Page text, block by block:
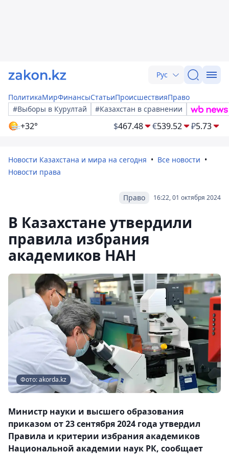
Рус
ПолитикаМирФинансыСтатьиПроисшествияПраво
#Выборы в Курултай
#Казахстан в сравнении
+32° $467.48 €539.52 ₽5.73
Новости Казахстана и мира на сегодня
Все новости
Новости права
16:22, 01 октября 2024
Право
В Казахстане утвердили
правила избрания
академиков НАН
Фото: akorda.kz
Министр науки и высшего образования
приказом от 23 сентября 2024 года утвердил
Правила и критерии избрания академиков
Национальной академии наук РК, сообщает